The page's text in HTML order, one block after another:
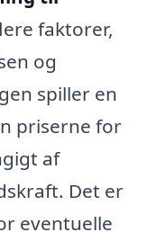
faktorer,
og
spiller en
priserne for
af
Det er
eventuelle